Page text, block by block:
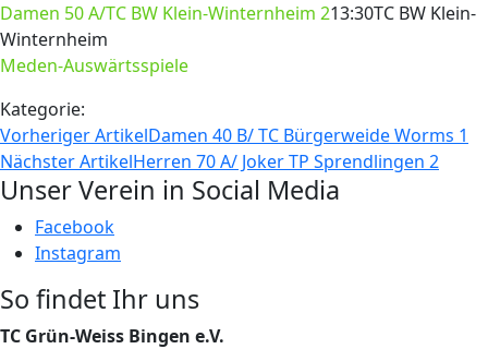
Damen 50 A/TC BW Klein-Winternheim 213:30TC BW Klein-
Winternheim
Meden-Auswärtsspiele
Kategorie:
Vorheriger ArtikelDamen 40 B/ TC Bürgerweide Worms 1
Nächster ArtikelHerren 70 A/ Joker TP Sprendlingen 2
Unser Verein in Social Media
Facebook
Instagram
So findet Ihr uns
TC Grün-Weiss Bingen e.V.